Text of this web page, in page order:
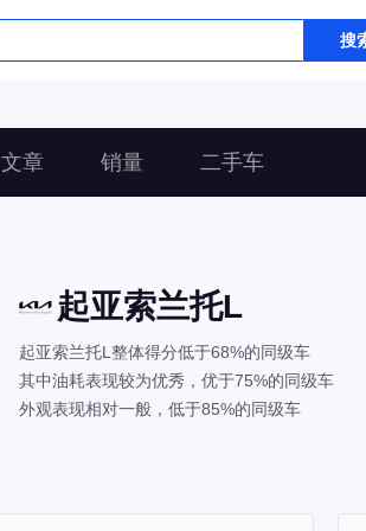
搜
文章 销量 二手车
起亚索兰托L
起亚索兰托L整体得分低于68%的同级车
其中油耗表现较为优秀，优于75%的同级车
外观表现相对一般，低于85%的同级车